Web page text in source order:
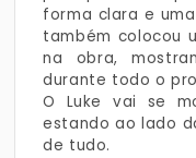
forma clara e
também colocou
na obra,
durante todo o
O Luke vai se
estando ao lado
de tudo.